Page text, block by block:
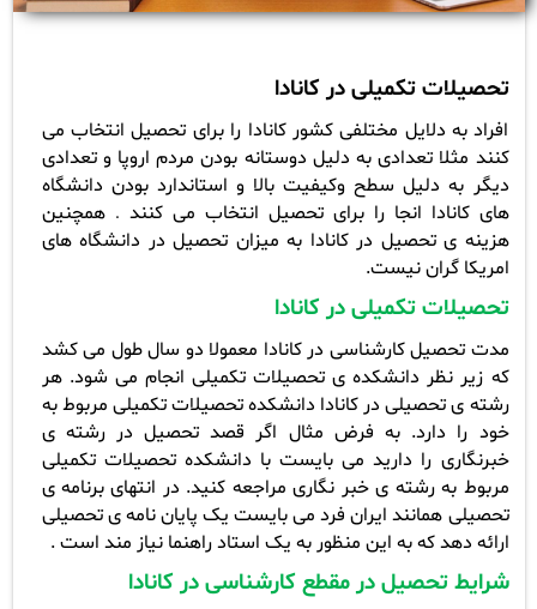
تحصیلات تکمیلی در کانادا
افراد به دلایل مختلفی کشور کانادا را برای تحصیل انتخاب می
کنند مثلا تعدادی به دلیل دوستانه بودن مردم اروپا و تعدادی
دیگر به دلیل سطح وکیفیت بالا و استاندارد بودن دانشگاه
های کانادا انجا را برای تحصیل انتخاب می کنند .همچنین
هزینه ی تحصیل در کانادا به میزان تحصیل در دانشگاه های
امریکا گران نیست.
تحصیلات تکمیلی در کانادا
مدت تحصیل کارشناسی در کانادا معمولا دو سال طول می کشد
که زیر نظر دانشکده ی تحصیلات تکمیلی انجام می شود. هر
رشته ی تحصیلی در کانادا دانشکده تحصیلات تکمیلی مربوط به
خود را دارد. به فرض مثال اگر قصد تحصیل در رشته ی
خبرنگاری را دارید می بایست با دانشکده تحصیلات تکمیلی
مربوط به رشته ی خبر نگاری مراجعه کنید. در انتهای برنامه ی
تحصیلی همانند ایران فرد می بایست یک پایان نامه ی تحصیلی
ارائه دهد که به این منظور به یک استاد راهنما نیاز مند است .
شرایط تحصیل در مقطع کارشناسی در کانادا